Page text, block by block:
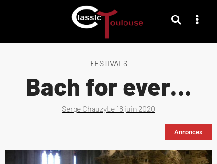
FESTIVALS
Bach for ever…
Serge ChauzyLe 18 juin 2020
Annonces